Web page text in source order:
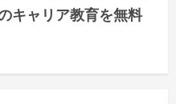
キャリア教育を無料